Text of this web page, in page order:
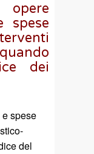
spese
dei
spese
del